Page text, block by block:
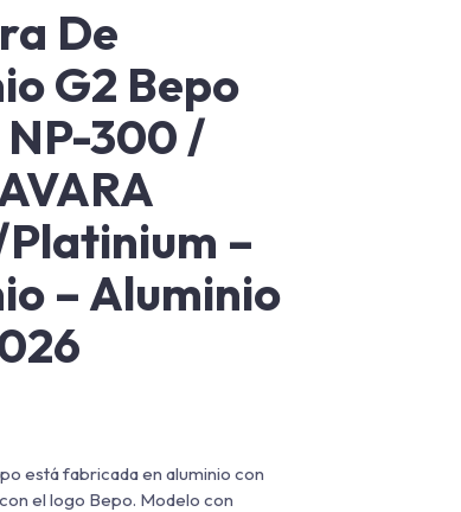
De
G2 Bepo
NP-300 /
–
– Aluminio
está fabricada en aluminio con
el logo Bepo. Modelo con